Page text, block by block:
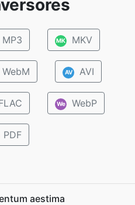
MP3 MK MKV
WebM AV AVI
We WebP
PDF
aestima